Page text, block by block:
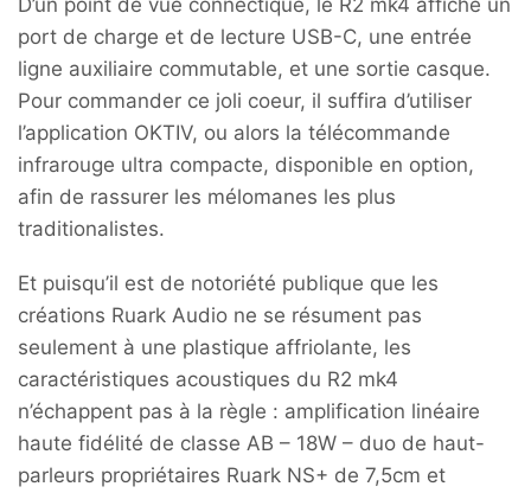
D’un point de vue connectique, le R2 mk4 affiche un
port de charge et de lecture USB-C, une entrée
ligne auxiliaire commutable, et une sortie casque.
Pour commander ce joli coeur, il suffira d’utiliser
l’application OKTIV, ou alors la télécommande
infrarouge ultra compacte, disponible en option,
afin de rassurer les mélomanes les plus
traditionalistes.
Et puisqu’il est de notoriété publique que les
créations Ruark Audio ne se résument pas
seulement à une plastique affriolante, les
caractéristiques acoustiques du R2 mk4
n’échappent pas à la règle : amplification linéaire
haute fidélité de classe AB – 18W – duo de haut-
parleurs propriétaires Ruark NS+ de 7,5cm et